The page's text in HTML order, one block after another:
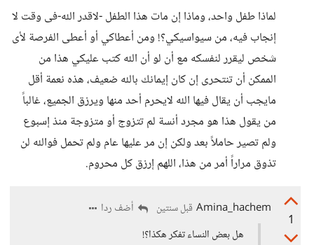
لماذا طفل واحد، وماذا إن مات هذا الطفل -لاقدر الله-فى وقت لا
إنجاب فيه، من سيواسيكي؟! ومن أعطاكي أو أعطى الفرصة لأى
شخص ليقرر لنفسكه مع أن لو أن الله كتب عليكي هذا من
الممكن أن تنتحرى إن كان إيمانك بالله ضعيف، هذه نعمة أقل
مايجب أن يقال فيها الله لايحرم أحد منها ويرزق الجميع، غالباً
من يقول هذا هو مجرد أنسة لم تتزوج أو متزوجة منذ إسبوع
ولم تصير حاملاً بعد ولكن إن مر عليها عام ولم تحمل فوالله لن
تذوق مراراً أمر من هذا، اللهم إرزق كل محروم.
1
Amina_hachem قبل سنتين
أضف ردا
هل بعض النساء تفكر هكذا؟!